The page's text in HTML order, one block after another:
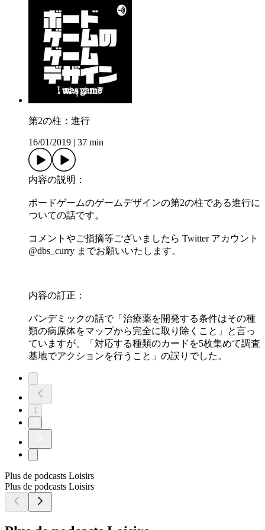
第2の柱：進行
16/01/2019 37 min
内容の説明：
ボードゲームのゲームデザインの第2の柱である進行に
ついての話です。
コメントやご指摘等ございましたら Twitter アカウント
@dbs_curry までお願いいたします。
内容の訂正：
パンデミックの話で「治療薬を開発する条件はその種
類の病原体をマップから完全に取り除くこと」と言っ
ていますが、「対応する種類のカードを5枚集めて調査
基地でアクションを行うこと」の誤りでした。
1
Plus de podcasts Loisirs
Plus de podcasts Loisirs